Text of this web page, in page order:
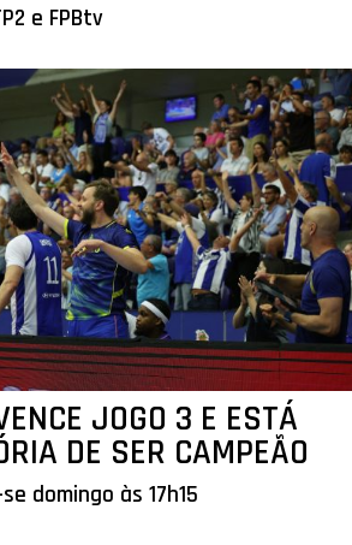
e FPBtv
JOGO 3 E ESTÁ
DE SER CAMPEÃO
domingo às 17h15